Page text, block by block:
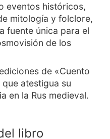
eventos históricos,
mitología y folclore,
fuente única para el
de los
de «Cuento
atestigua su
en la Rus medieval.
libro